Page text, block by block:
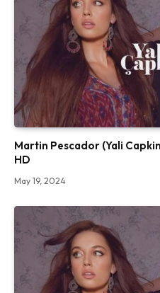
Martin Pescador (Yali
HD
May 19, 2024